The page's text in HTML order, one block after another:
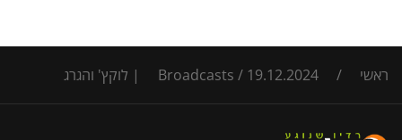
ראשי /
Broadcasts / 19.12.2024 | לוקץ' והגרג